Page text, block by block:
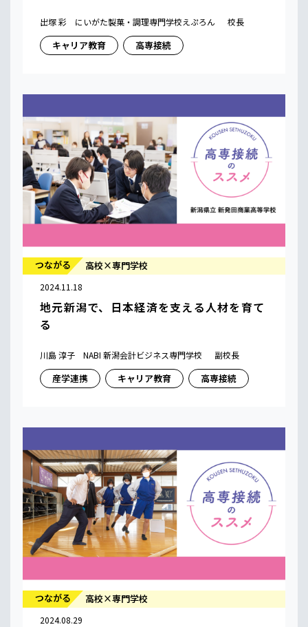
出塚 彩 にいがた製菓・調理専門学校えぷろん 校長
キャリア教育 高専接続
つながる 高校×専門学校
2024.11.18
地元新潟で、日本経済を支える人材を育て
る
川島 淳子 NABI 新潟会計ビジネス専門学校 副校長
産学連携 キャリア教育 高専接続
つながる 高校×専門学校
2024.08.29